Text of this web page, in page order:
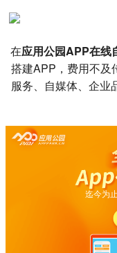
在应用公园APP在线
搭建APP，费用不及
服务、自媒体、企业
迄今为